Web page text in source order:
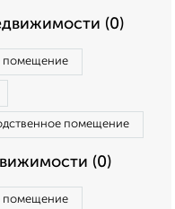
(0)
помещение
помещение
(0)
помещение